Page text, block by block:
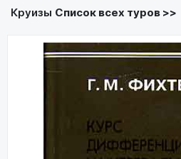
Круизы Список всех туров >>